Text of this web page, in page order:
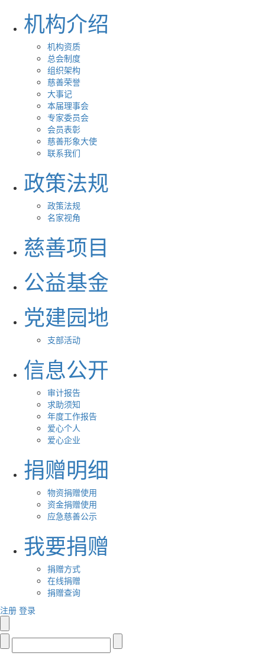
机构介绍
机构资质
总会制度
组织架构
慈善荣誉
大事记
本届理事会
专家委员会
会员表彰
慈善形象大使
联系我们
政策法规
政策法规
名家视角
慈善项目
公益基金
党建园地
支部活动
信息公开
审计报告
求助须知
年度工作报告
爱心个人
爱心企业
捐赠明细
物资捐赠使用
资金捐赠使用
应急慈善公示
我要捐赠
捐赠方式
在线捐赠
捐赠查询
注册 登录